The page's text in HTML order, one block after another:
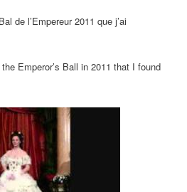
de l’Empereur 2011 que j’ai
Emperor’s Ball in 2011 that I found